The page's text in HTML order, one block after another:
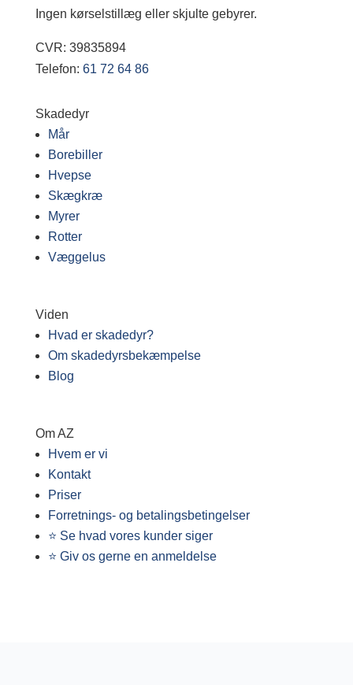
Ingen kørselstillæg eller skjulte gebyrer.
CVR: 39835894
Telefon: 61 72 64 86
Skadedyr
Mår
Borebiller
Hvepse
Skægkræ
Myrer
Rotter
Væggelus
Viden
Hvad er skadedyr?
Om skadedyrsbekæmpelse
Blog
Om AZ
Hvem er vi
Kontakt
Priser
Forretnings- og betalingsbetingelser
⭐ Se hvad vores kunder siger
⭐ Giv os gerne en anmeldelse